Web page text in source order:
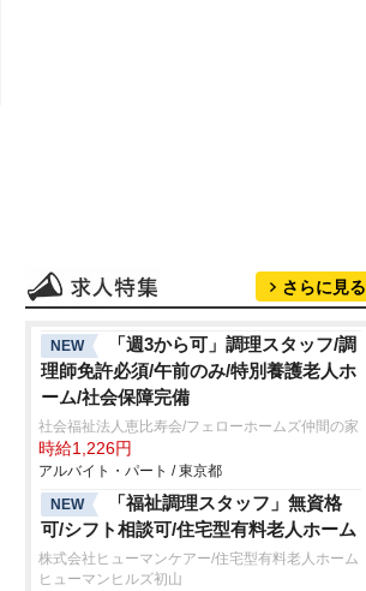
さらに見る
NEW
「週3から可」調理スタッフ/調
理師免許必須/午前のみ/特別養護老人ホ
ーム/社会保障完備
社会福祉法人恵比寿会/フェローホームズ仲間の家
時給1,226円
アルバイト・パート / 東京都
NEW
「福祉調理スタッフ」無資格
可/シフト相談可/住宅型有料老人ホーム
株式会社ヒューマンケアー/住宅型有料老人ホーム
ヒューマンヒルズ初山